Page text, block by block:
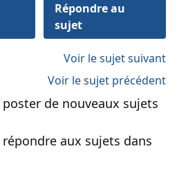
Répondre au
sujet
Voir le sujet suivant
Voir le sujet précédent
poster de nouveaux sujets
répondre aux sujets dans